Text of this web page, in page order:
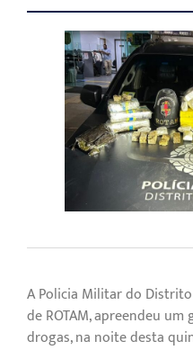
A Policia Militar do
de ROTAM, apreendeu
drogas, na noite desta